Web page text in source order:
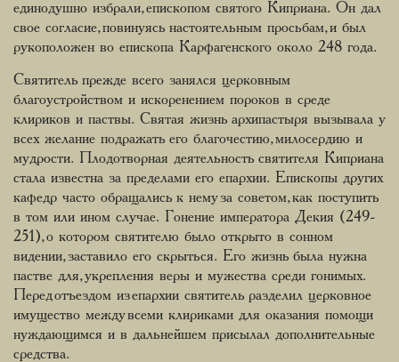
единодушно избрали, епископом святого Киприана. Он дал
свое согласие, повинуясь настоятельным просьбам, и был
рукоположен во епископа Карфагенского около 248 года.
Святитель прежде всего занялся церковным
благоустройством и искоренением пороков в среде
клириков и паствы. Святая жизнь архипастыря вызывала у
всех желание подражать его благочестию, милосердию и
мудрости. Плодотворная деятельность святителя Киприана
стала известна за пределами его епархии. Епископы других
кафедр часто обращались к нему за советом, как поступить
в том или ином случае. Гонение императора Декия (249-
251), о котором святителю было открыто в сонном
видении, заставило его скрыться. Его жизнь была нужна
пастве для, укрепления веры и мужества среди гонимых.
Перед отъездом из епархии святитель разделил церковное
имущество между всеми клириками для оказания помощи
нуждающимся и в дальнейшем присылал дополнительные
средства.